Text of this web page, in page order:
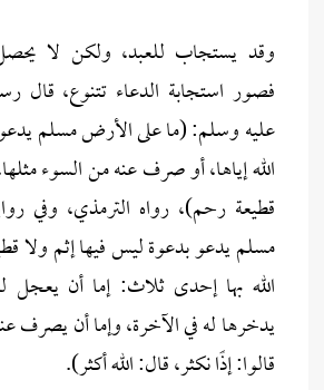
وقد يستجاب للعبد، ولكن لا
فصور استجابة الدعاء تتنوع، قال
عليه وسلم: (ما على الأرض مسلم يدعو
الله إياها، أو صرف عنه من السوء
قطيعة رحم)، رواه الترمذي، وفي
مسلم يدعو بدعوة ليس فيها إثم ولا
الله بها إحدى ثلاث: إما أن يعجل
يدخرها له في الآخرة، وإما أن يصرف
قالوا: إذًا نكثر، قال: الله أكثر).